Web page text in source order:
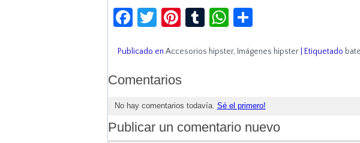
Facebook
Twitter
Pinterest
TumblrWhatsApp
Compartir
Publicado en Accesorios hipster, Imágenes hipster| Etiquetado
Comentarios
No hay comentarios todavía. Sé el primero!
Publicar un comentario nuevo